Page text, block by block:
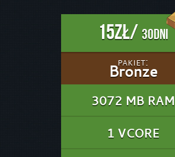
15zł/ 30dni
pakiet:
Bronze
3072 MB RAM
1 VCORE